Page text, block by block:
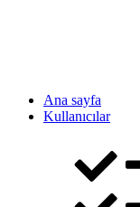
Ana sayfa
Kullanıcılar